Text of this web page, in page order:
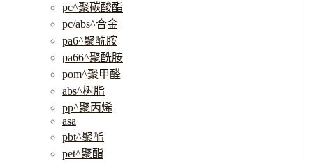
pc^聚碳酸酯
pc/abs^合金
pa6^聚酰胺
pa66^聚酰胺
pom^聚甲醛
abs^树脂
pp^聚丙烯
asa
pbt^聚酯
pet^聚酯